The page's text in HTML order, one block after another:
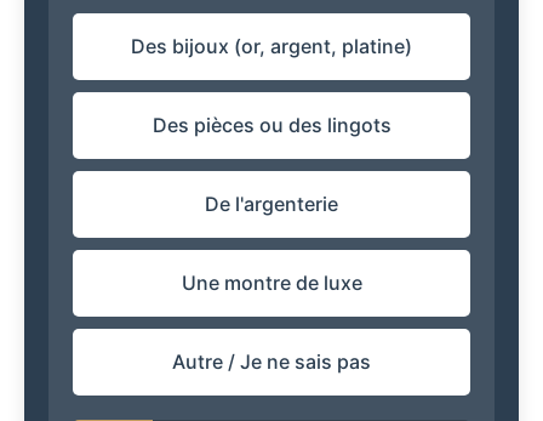
Des bijoux (or, argent, platine)
Des pièces ou des lingots
De l'argenterie
Une montre de luxe
Autre / Je ne sais pas